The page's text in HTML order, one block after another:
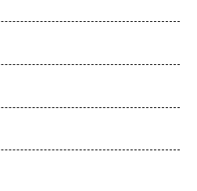
記『熊本まん延防止宣言7/31～